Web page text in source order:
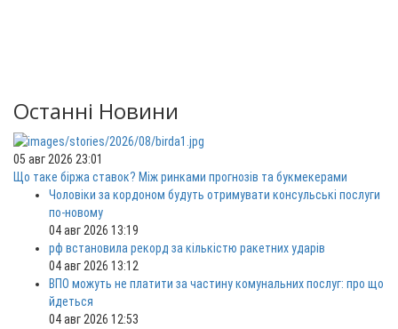
Останні Новини
05 авг 2026 23:01
Що таке біржа ставок? Між ринками прогнозів та букмекерами
Чоловіки за кордоном будуть отримувати консульські послуги
по-новому
04 авг 2026 13:19
рф встановила рекорд за кількістю ракетних ударів
04 авг 2026 13:12
ВПО можуть не платити за частину комунальних послуг: про що
йдеться
04 авг 2026 12:53